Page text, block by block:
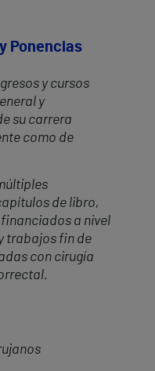
Ponencias
y cursos
y
su carrera
como de
de libro,
a nivel
trabajos fin de
con cirugía